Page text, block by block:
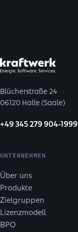
Blücherstraße 24
06120 Halle (Saale)
+49 345 279 904-1999
UNTERNEHMEN
Über uns
Produkte
Zielgruppen
Lizenzmodell
BPO